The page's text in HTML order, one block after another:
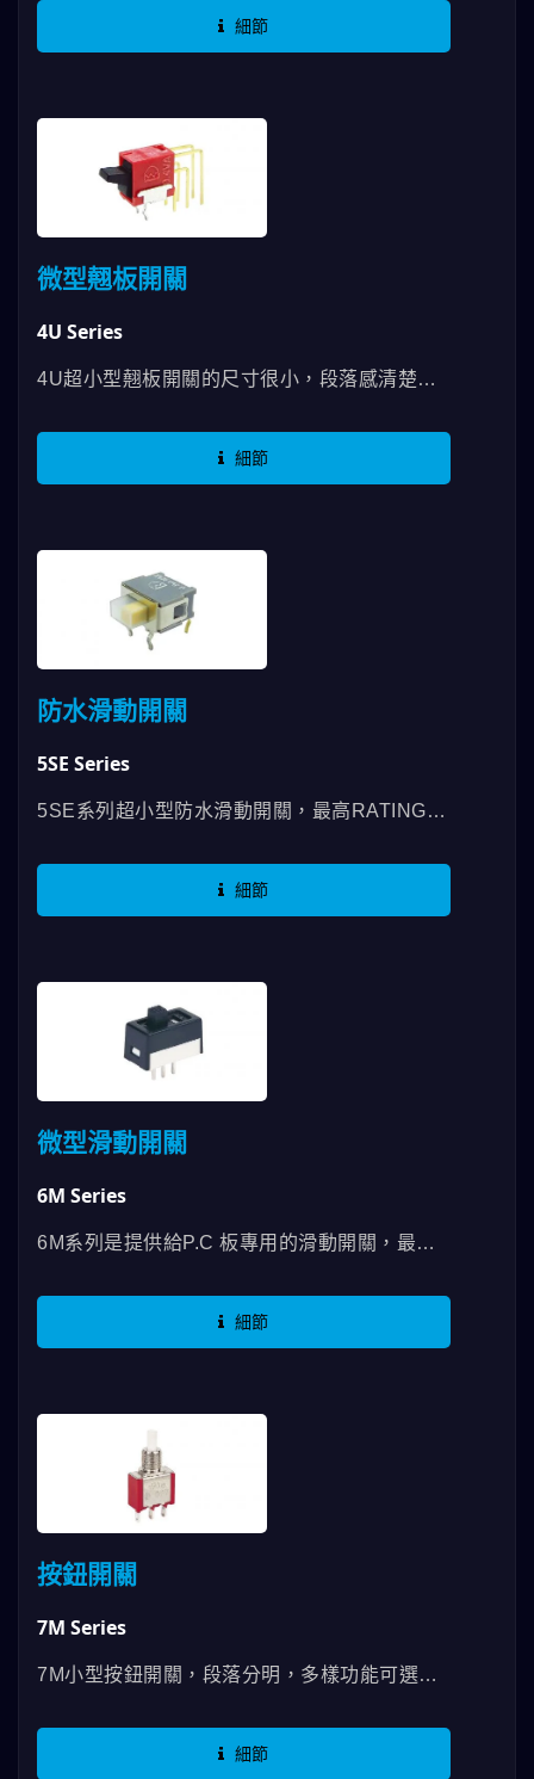
供SPDT、DPDT、3PDT、4PDT並有多個端子
腳能選用，並且可以在帽蓋上標示﹝OI﹞等讓產
設備等。
細節
微型翹板開關
4U Series
4U超小型翹板開關的尺寸很小，段落感清楚、
金的特色，使用雙極電路，端子腳的選擇有直
角、垂直或垂直直角通孔。上蓋您還可以選擇黑
細節
防水滑動開關
5SE Series
5SE系列超小型防水滑動開關，最高RATING可
款另有透明防水套可以搭配來達到更佳的防水性
能IP65，端子腳有PC腳、左右撥動彎腳及SMT
細節
微型滑動開關
6M Series
6M系列是提供給P.C 板專用的滑動開關，最高
格，擁有如同鋼琴鍵的優雅外觀，撥柄更多達5
種樣式可以選用，應用面相當廣泛，舉凡各類的
易位移，不論是機構開孔式的安裝，或是外露撥
柄的設計，德利威6M滑動開關系列都能夠給予
最佳質感的外觀和穩定的絕佳使用手感。
細節
按鈕開關
7M Series
7M小型按鈕開關，段落分明，多樣功能可選、
3PDT、4PDT等功能，最高RATING可以使用
到5A，擁有UL認證並符合RoHS規範，在按鈕
細節